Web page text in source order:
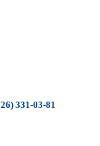
81